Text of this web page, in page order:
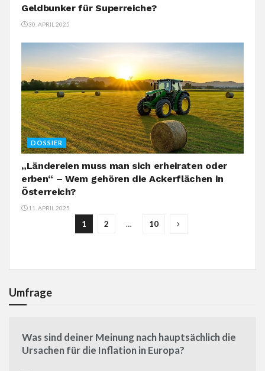
Geldbunker für Superreiche?
30. APRIL 2025
DOSSIER
„Ländereien muss man sich erheiraten oder
erben“ – Wem gehören die Ackerflächen in
Österreich?
11. APRIL 2025
1 2 … 10
Umfrage
Was sind deiner Meinung nach hauptsächlich die
Ursachen für die Inflation in Europa?